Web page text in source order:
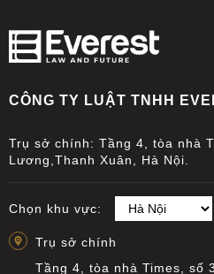
CÔNG TY LUẬT TNHH
Trụ sở chính: Tầng 4, tòa nhà
Lương,Thanh Xuân, Hà Nội.
Chọn khu vực:
Trụ sở chính
Tầng 4, tòa nhà Times, số